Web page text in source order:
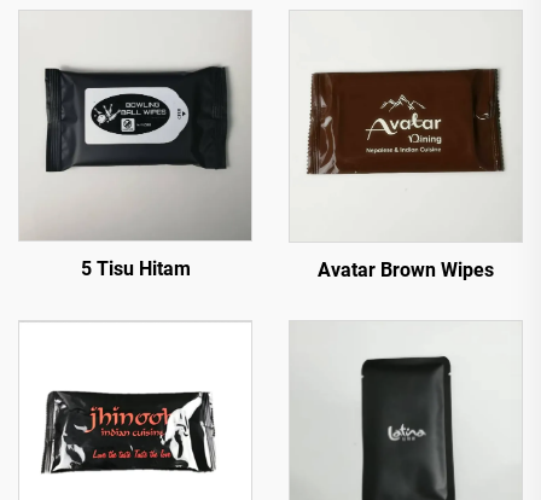
5 Tisu Hitam Avatar Brown Wipes